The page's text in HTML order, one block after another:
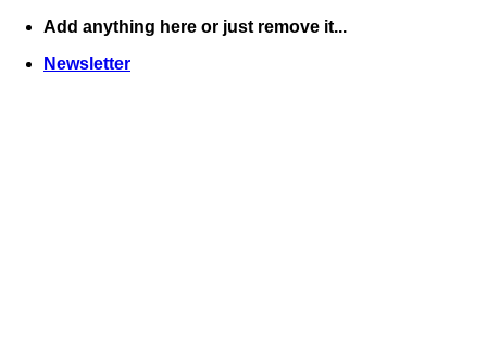
Skip
content
Add anything here or just remove it...
Newsletter